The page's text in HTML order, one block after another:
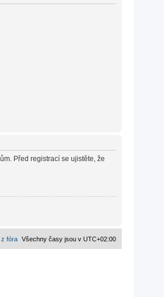
Před registrací se ujistěte, že
Všechny časy jsou v UTC+02:00
fóra